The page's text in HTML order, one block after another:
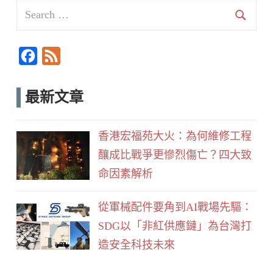
Search
c
b
o
e
最新文章
香港宏福苑大火：為何維修工程
釀成比戰爭更慘烈傷亡？四大致
命因素解析
從軍械配件要角到AI戰場先驅：
SDG以「非紅供應鏈」為台灣打
造安全科技未來